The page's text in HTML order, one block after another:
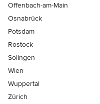
Offenbach-am-Main
Osnabrück
Potsdam
Rostock
Solingen
Wien
Wuppertal
Zürich